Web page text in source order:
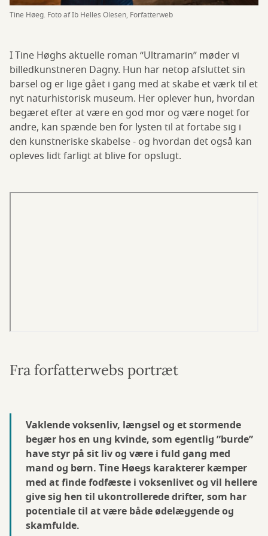
Tine Høeg. Foto af Ib Helles Olesen, Forfatterweb
I Tine Høghs aktuelle roman “Ultramarin” møder vi
billedkunstneren Dagny. Hun har netop afsluttet sin
barsel og er lige gået i gang med at skabe et værk til et
nyt naturhistorisk museum. Her oplever hun, hvordan
begæret efter at være en god mor og være noget for
andre, kan spænde ben for lysten til at fortabe sig i
den kunstneriske skabelse - og hvordan det også kan
opleves lidt farligt at blive for opslugt.
Fra forfatterwebs portræt
Vaklende voksenliv, længsel og et stormende
begær hos en ung kvinde, som egentlig ”burde”
have styr på sit liv og være i fuld gang med
mand og børn. Tine Høegs karakterer kæmper
med at finde fodfæste i voksenlivet og vil hellere
give sig hen til ukontrollerede drifter, som har
potentiale til at være både ødelæggende og
skamfulde.